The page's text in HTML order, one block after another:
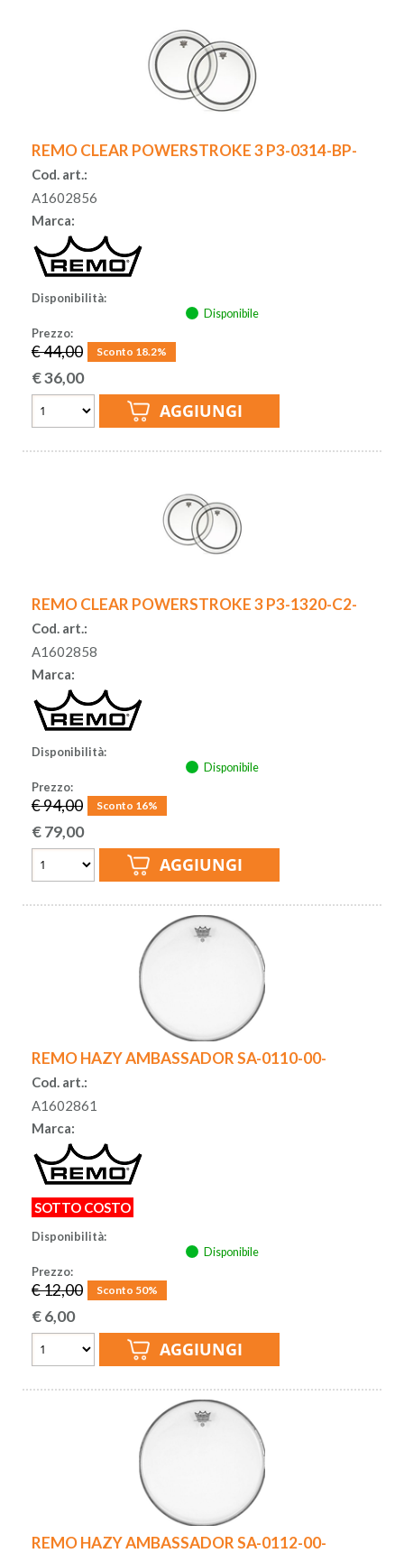
REMO CLEAR POWERSTROKE 3 P3-0314-BP-
Cod. art.:
A1602856
Marca:
Disponibilità:
Disponibile
Prezzo:
€ 44,00 Sconto 18.2%
€36,00
REMO CLEAR POWERSTROKE 3 P3-1320-C2-
Cod. art.:
A1602858
Marca:
Disponibilità:
Disponibile
Prezzo:
€ 94,00 Sconto 16%
€79,00
REMO HAZY AMBASSADOR SA-0110-00-
Cod. art.:
A1602861
Marca:
SOTTO COSTO
Disponibilità:
Disponibile
Prezzo:
€ 12,00 Sconto 50%
€6,00
REMO HAZY AMBASSADOR SA-0112-00-